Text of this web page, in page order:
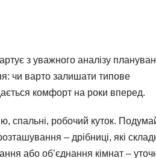
з уважного аналізу
чи варто залишати типове
комфорт на роки вперед.
спальні, робочий куток.
– дрібниці, які
або об’єднання кімнат –